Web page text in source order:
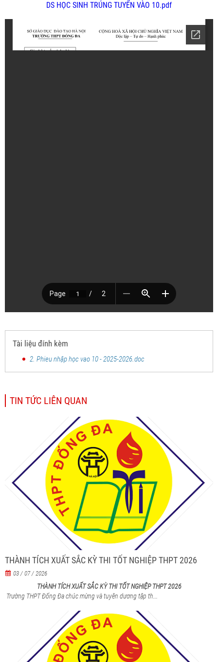
DS HỌC SINH TRÚNG TUYỂN VÀO 10.pdf
Tài liệu đính kèm
2. Phieu nhập học vao 10 - 2025-2026.doc
TIN TỨC LIÊN QUAN
THÀNH TÍCH XUẤT SẮC KỲ THI TỐT NGHIỆP THPT 2026
03 / 07 / 2026
THÀNH TÍCH XUẤT SẮC KỲ THI TỐT NGHIỆP THPT 2026
Trường THPT Đống Đa chúc mừng và tuyên dương tập th...